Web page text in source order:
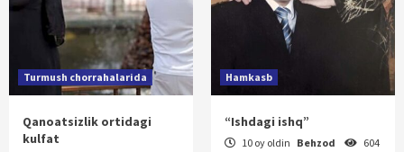
Turmush chorrahalarida
Qanoatsizlik ortidagi
kulfat
Hamkasb
“Ishdagi ishq”
10 oy oldin Behzod 604